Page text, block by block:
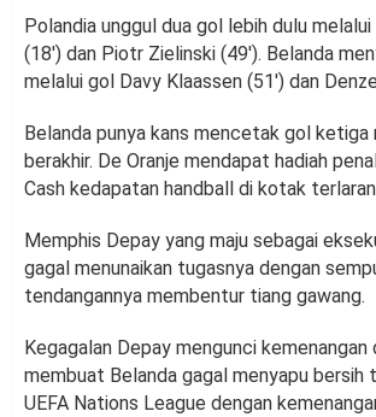
Polandia unggul dua gol lebih dulu
(18′) dan Piotr Zielinski (49′). Belanda
melalui gol Davy Klaassen (51′) dan
Belanda punya kans mencetak gol ketiga
berakhir. De Oranje mendapat hadiah
Cash kedapatan handball di kotak
Memphis Depay yang maju sebagai
gagal menunaikan tugasnya dengan
tendangannya membentur tiang gawang.
Kegagalan Depay mengunci
membuat Belanda gagal menyapu bersih
UEFA Nations League dengan